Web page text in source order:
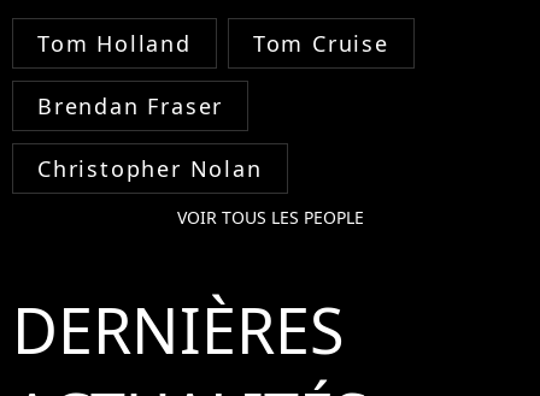
Tom Holland Tom Cruise
Brendan Fraser
Christopher Nolan
VOIR TOUS LES PEOPLE
DERNIÈRES